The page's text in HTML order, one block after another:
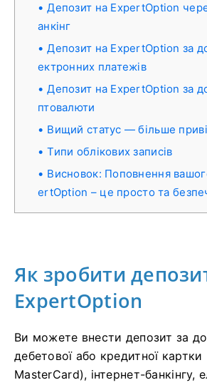
Депозит на ExpertOption
анкінг
Депозит на ExpertOption за
ектронних платежів
Депозит на ExpertOption за
птовалюти
Вищий статус — більше
Типи облікових записів
Висновок: Поповнення
ertOption – це просто та
Як зробити
ExpertOption
Ви можете внести депозит за
дебетової або кредитної картки
MasterCard), інтернет-банкінгу,